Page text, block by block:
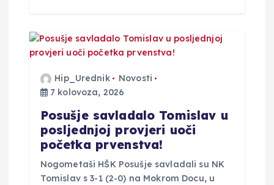
Hip_Urednik
Novosti
7 kolovoza, 2026
Posušje savladalo Tomislav u
posljednjoj provjeri uoči
početka prvenstva!
Nogometaši HŠK Posušje savladali su NK
Tomislav s 3-1 (2-0) na Mokrom Docu, u